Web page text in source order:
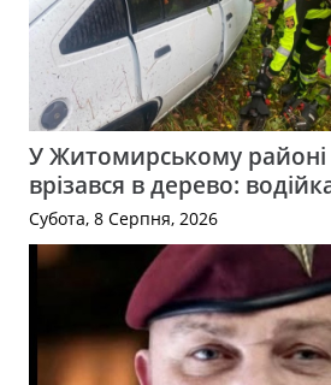
У Житомирському районі
врізався в дерево:
Субота, 8 Серпня, 2026